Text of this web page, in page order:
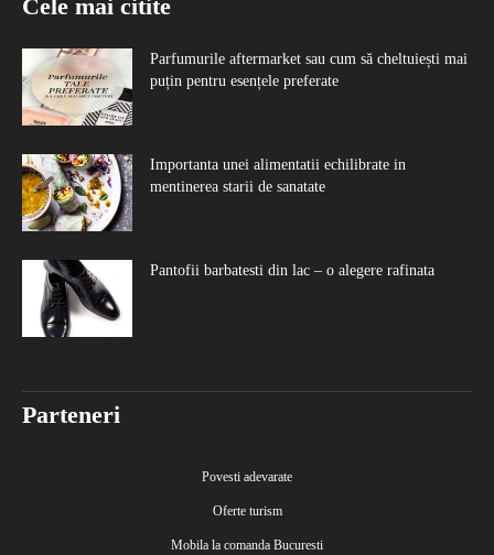
Cele mai citite
Parfumurile aftermarket sau cum să cheltuiești mai
puțin pentru esențele preferate
Importanta unei alimentatii echilibrate in
mentinerea starii de sanatate
Pantofii barbatesti din lac – o alegere rafinata
Parteneri
Povesti adevarate
Oferte turism
Mobila la comanda Bucuresti